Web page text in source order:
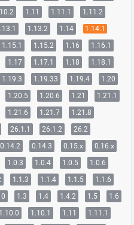
1.11 1.11.1
1.11.2
1.13.2 1.14
1.14.1
1.15.1 1.15.2 1.16
1.16.1
1.17 1.17.1 1.18
1.18.1
1.19.3 1.19.33 1.19.4
1.20
1.20.5 1.20.6 1.21
1.21.1
1.21.6 1.21.7
1.21.8
26.1.1 26.1.2 26.2
0.14.2 0.14.3 0.15.x
0.16.x
1.0.3 1.0.4 1.0.5
1.0.6
1.1.3 1.1.4 1.1.5
1.1.6
1.3 1.4 1.4.2 1.5
1.6
1.10.0 1.10.1 1.11
1.11.1